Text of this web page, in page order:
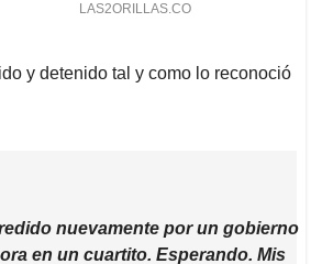
y detenido tal y como lo reconoció
nuevamente por un gobierno
en un cuartito. Esperando. Mis